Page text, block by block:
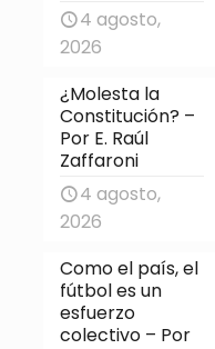
4 agosto,
2026
¿Molesta la
Constitución? –
Por E. Raúl
Zaffaroni
4 agosto,
2026
Como el país, el
fútbol es un
esfuerzo
colectivo – Por